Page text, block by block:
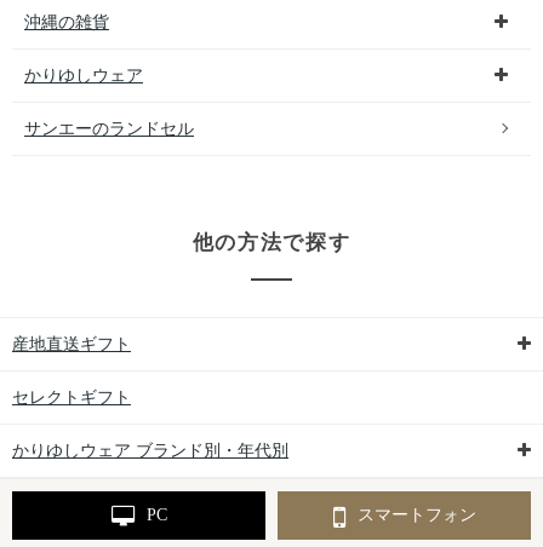
沖縄の雑貨
かりゆしウェア
サンエーのランドセル
他の方法で探す
産地直送ギフト
セレクトギフト
かりゆしウェア ブランド別・年代別
PC スマートフォン